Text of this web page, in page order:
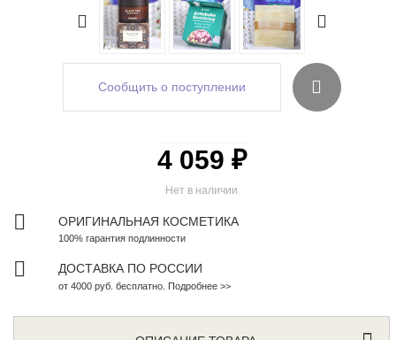
Сообщить о поступлении
Нет в наличии
4 059 ₽
ОРИГИНАЛЬНАЯ КОСМЕТИКА
100% гарантия подлинности
ДОСТАВКА ПО РОССИИ
от 4000 руб. бесплатно. Подробнее >>